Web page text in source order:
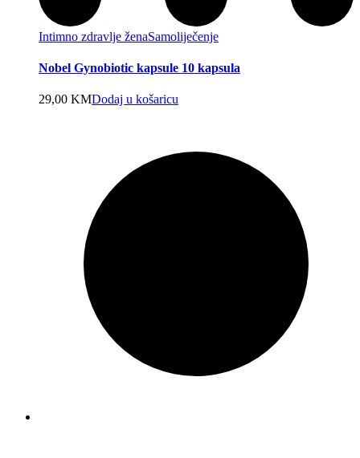
Intimno zdravlje ženaSamoliječenje
Nobel Gynobiotic kapsule 10 kapsula
29,00 KMDodaj u košaricu